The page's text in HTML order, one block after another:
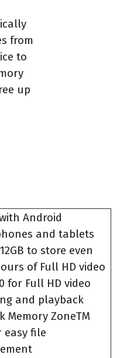
from
to
up
Android
and tablets
to store even
of Full HD video
for Full HD video
and playback
Memory ZoneTM
easy file